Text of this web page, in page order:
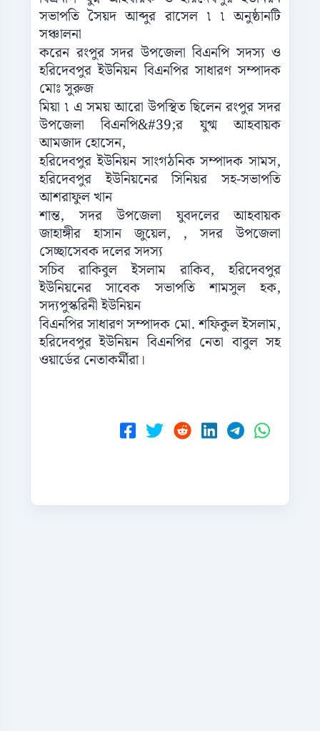
সভাপতি সৈয়দ আব্দুর রাসেল ৷ ৷ অনুষ্ঠানটি
সঞ্চালনা
করেন রংপুর সদর উপজেলা বিএনপি সদস্য ও
হরিদেবপুর ইউনিয়ন বিএনপির সাধারণ সম্পাদক
মোঃ সুরুজ
মিয়া ৷ এ সময় আরো উপস্থিত ছিলেন রংপুর সদর
উপজেলা বিএনপি&#39;র যুগ্ম আহবায়ক
আমজাদ হোসেন,
হরিদেবপুর ইউনিয়ন সাংগঠনিক সম্পাদক সামস,
হরিদেবপুর ইউনিয়নের সিনিয়র সহ-সভাপতি
আশরাফুল খান
শান্ত, সদর উপজেলা যুবদলের আহবায়ক
জাহাঙ্গীর হাসান জুয়েল, , সদর উপজেলা
সেচ্ছাসেবক দলের সদস্য
সচিব রাকিবুল ইসলাম রাকিব, হরিদেবপুর
ইউনিয়নের সাবেক সভাপতি শামসুল হক,
সদ্যপুস্করিনী ইউনিয়ন
বিএনপির সাধারণ সম্পাদক মো. শফিকুল ইসলাম,
হরিদেবপুর ইউনিয়ন বিএনপির নেতা বাবুল সহ
ওয়ার্ডের নেতাকর্মীরা।